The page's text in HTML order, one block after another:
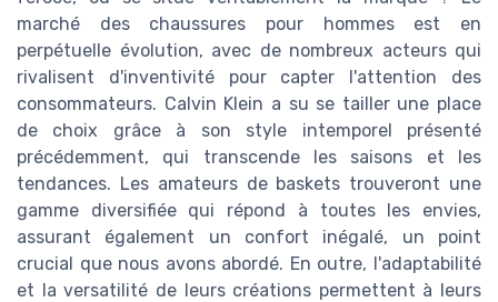
marché des chaussures pour hommes est en
perpétuelle évolution, avec de nombreux acteurs qui
rivalisent d'inventivité pour capter l'attention des
consommateurs. Calvin Klein a su se tailler une place
de choix grâce à son style intemporel présenté
précédemment, qui transcende les saisons et les
tendances. Les amateurs de baskets trouveront une
gamme diversifiée qui répond à toutes les envies,
assurant également un confort inégalé, un point
crucial que nous avons abordé. En outre, l'adaptabilité
et la versatilité de leurs créations permettent à leurs